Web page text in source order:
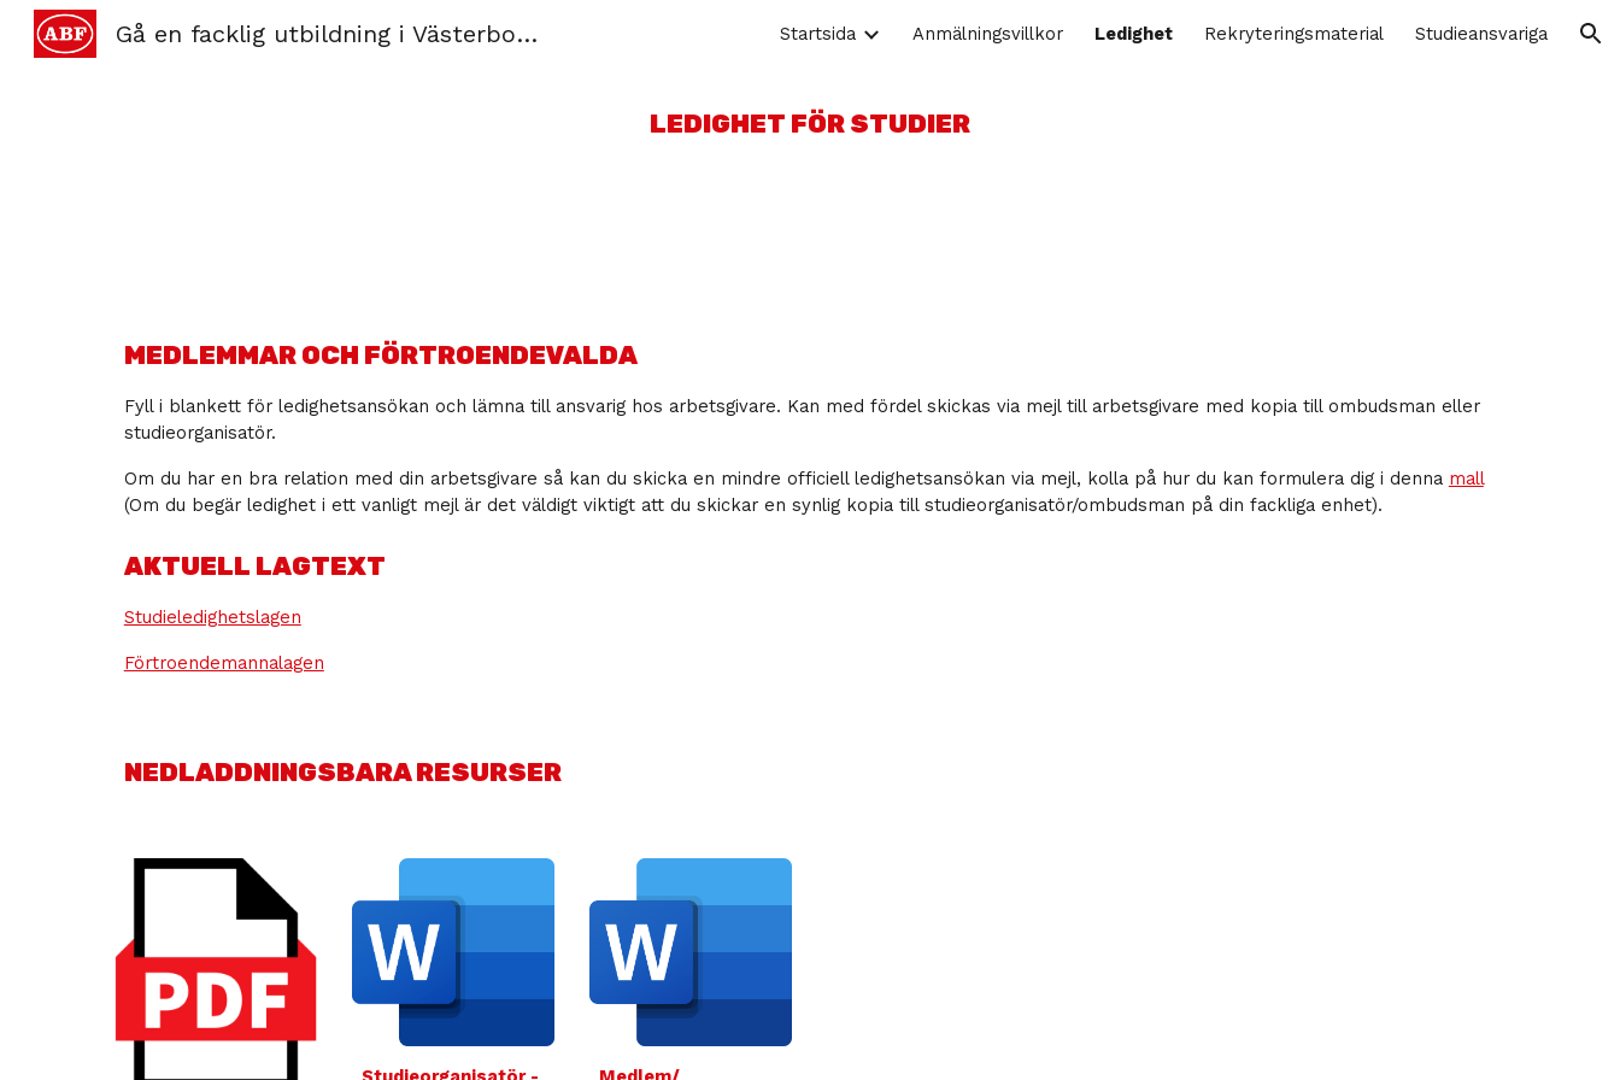
Skip to main content Skip to navigation
Gå en facklig utbildning i Västerbotten och Norrbotten Startsida Anmälningsvillkor Ledighet Rekryteringsmaterial Studieansvariga
LEDIGHET FÖR STUDIER
MEDLEMMAR OCH FÖRTROENDEVALDA
Fyll i blankett för ledighetsansökan och lämna till ansvarig hos arbetsgivare. Kan med fördel skickas via mejl till arbetsgivare med kopia till ombudsman eller
studieorganisatör.
Om du har en bra relation med din arbetsgivare så kan du skicka en mindre officiell ledighetsansökan via mejl, kolla på hur du kan formulera dig i denna mall
(Om du begär ledighet i ett vanligt mejl är det väldigt viktigt att du skickar en synlig kopia till studieorganisatör/ombudsman på din fackliga enhet).
AKTUELL LAGTEXT
Studieledighetslagen
Förtroendemannalagen
NEDLADDNINGSBARA RESURSER